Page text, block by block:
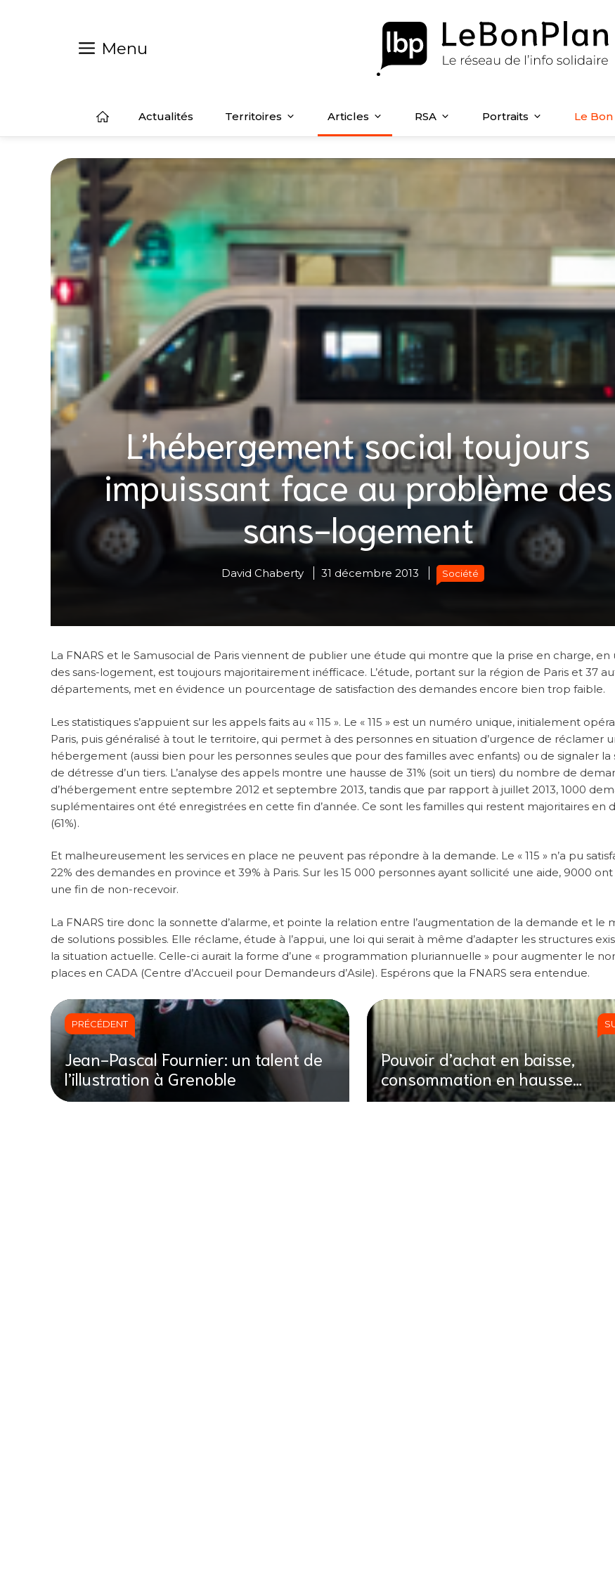
Menu
Actualités Territoires Articles RSA Portraits Le
L’hébergement social toujours
impuissant face au problème des
sans-logement
David Chaberty 31 décembre 2013 Société
La FNARS et le Samusocial de Paris viennent de publier une étude qui montre que la prise en charge, en
des sans-logement, est toujours majoritairement inéfficace. L’étude, portant sur la région de Paris et 37
départements, met en évidence un pourcentage de satisfaction des demandes encore bien trop faible.
Les statistiques s’appuient sur les appels faits au « 115 ». Le « 115 » est un numéro unique, initialement
Paris, puis généralisé à tout le territoire, qui permet à des personnes en situation d’urgence de réclamer
hébergement (aussi bien pour les personnes seules que pour des familles avec enfants) ou de signaler la
de détresse d’un tiers. L’analyse des appels montre une hausse de 31% (soit un tiers) du nombre de
d’hébergement entre septembre 2012 et septembre 2013, tandis que par rapport à juillet 2013, 1000
suplémentaires ont été enregistrées en cette fin d’année. Ce sont les familles qui restent majoritaires en
(61%).
Et malheureusement les services en place ne peuvent pas répondre à la demande. Le « 115 » n’a pu
22% des demandes en province et 39% à Paris. Sur les 15 000 personnes ayant sollicité une aide, 9000 ont
une fin de non-recevoir.
La FNARS tire donc la sonnette d’alarme, et pointe la relation entre l’augmentation de la demande et le
de solutions possibles. Elle réclame, étude à l’appui, une loi qui serait à même d’adapter les structures
la situation actuelle. Celle-ci aurait la forme d’une « programmation pluriannuelle » pour augmenter le
places en CADA (Centre d’Accueil pour Demandeurs d’Asile). Espérons que la FNARS sera entendue.
PRÉCÉDENT
Jean-Pascal Fournier: un talent de
l’illustration à Grenoble
Pouvoir d’achat en baisse,
consommation en hausse…